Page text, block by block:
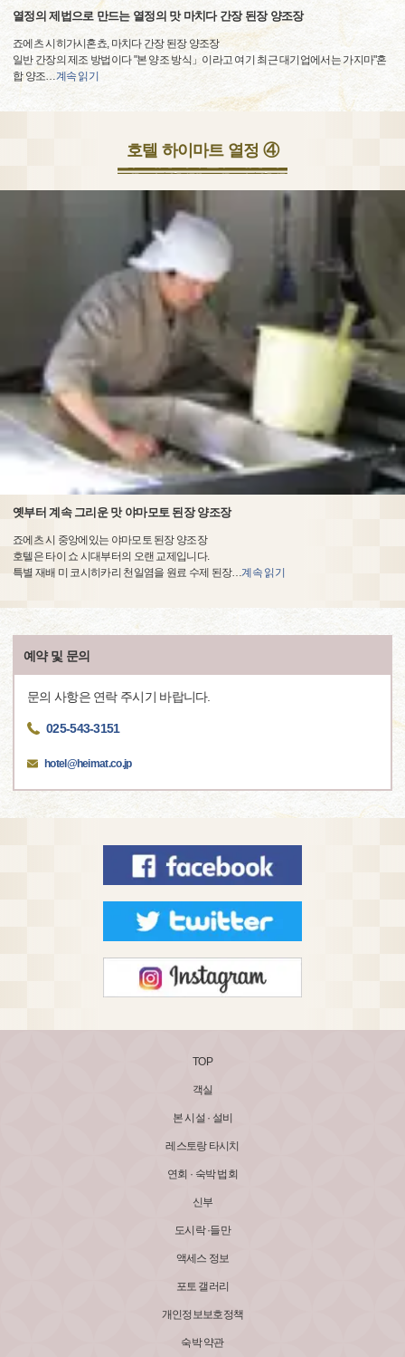
열정의 제법으로 만드는 열정의 맛 마치다 간장 된장 양조장
죠에츠 시히가시혼쵸, 마치다 간장 된장 양조장
일반 간장의 제조 방법이다 "본 양조 방식」이라고 여기 최근 대기업에서는 가지마"혼
합 양조
계속 읽기
호텔 하이마트 열정 ④
옛부터 계속 그리운 맛 야마모토 된장 양조장
죠에츠 시 중앙에있는 야마모토 된장 양조장
호텔은 타이 쇼 시대부터의 오랜 교제입니다.
특별 재배 미 코시히카리 천일염을 원료 수제 된장… 계속 읽기
예약 및 문의
문의 사항은 연락 주시기 바랍니다.
025-543-3151
hotel@heimat.co.jp
TOP
객실
본 시설 · 설비
레스토랑 타시치
연회 · 숙박 법회
신부
도시락 ·들만
액세스 정보
포토 갤러리
개인정보보호정책
숙박 약관